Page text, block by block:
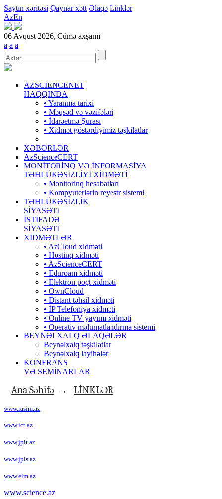
Saytın xəritəsi Qaynar xətt Əlaqə Linklər
AzEn
06 Avqust 2026, Cümə axşamı
a a a
AZSCİENCENET
HAQQINDA
• Yaranma tarixi
• Məqsəd və vəzifələri
• İdarəetmə Şurası
• Xidmət göstərdiyimiz təşkilatlar
XƏBƏRLƏR
AzScienceCERT
MONİTORİNQ VƏ İNFORMASİYA
TƏHLÜKƏSİZLİYİ XİDMƏTİ
• Monitorinq hesabatları
• Kompyuterlərin reyestr sistemi
TƏHLÜKƏSİZLİK
SİYASƏTİ
İSTİFADƏ
SİYASƏTİ
XİDMƏTLƏR
• AzCloud xidməti
• Hostinq xidməti
• AzScienceCERT
• Eduroam xidməti
• Elektron poçt xidməti
• OwnCloud
• Distant təhsil xidməti
• İP Telefoniya xidməti
• Оnline TV yayımı xidməti
• Operativ məlumatlandırma sistemi
BEYNƏLXALQ ƏLAQƏLƏR
Beynəlxalq təşkilatlar
Beynəlxalq layihələr
KONFRANS
VƏ SEMİNARLAR
Ana Səhifə → LİNKLƏR
www.rasim.az
www.ict.az
www.jpit.az
www.jpis.az
www.elm.az
www.science.az